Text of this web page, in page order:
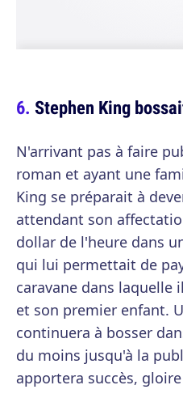
Stephen King
N'arrivant pas à faire
roman et ayant une
King se préparait à
attendant son
dollar de l'heure dans
qui lui permettait de
caravane dans laquelle
et son premier enfant.
continuera à bosser
du moins jusqu'à la
apportera succès,